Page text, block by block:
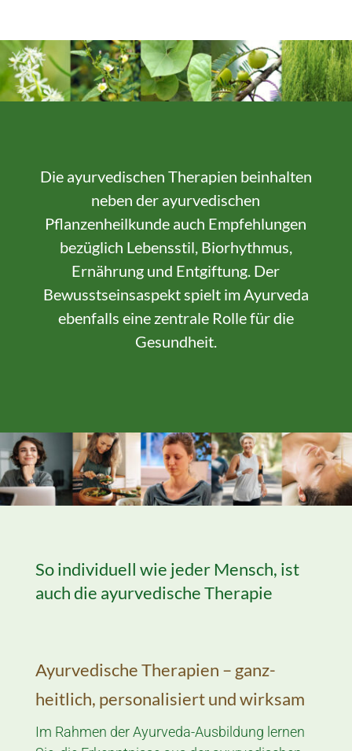
Die ayurvedischen Therapien beinhalten
neben der ayurvedischen
Pflanzenheilkunde auch Empfehlungen
bezüglich Lebens­stil, Biorhythmus,
Ernährung und Entgiftung. Der
Bewusstseins­aspekt spielt im Ayurveda
ebenfalls eine zentrale Rolle für die
Gesundheit.
So individuell wie jeder Mensch, ist
auch die ayurvedische Therapie
Ayurvedische Therapien – ganz­
heitlich, personalisiert und wirksam
Im Rahmen der Ayurveda-Ausbildung lernen